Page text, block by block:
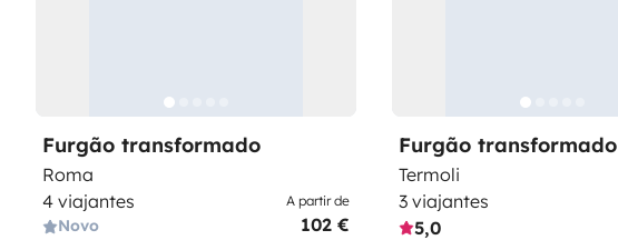
Furgão transformado
Roma
4 viajantes
Novo
A partir de
102 €
Furgão transformado
Termoli
3 viajantes
5,0